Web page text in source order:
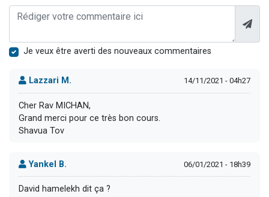
Je veux être averti des nouveaux commentaires
Lazzari M. 14/11/2021 - 04h27
Cher Rav MICHAN,
Grand merci pour ce très bon cours.
Shavua Tov
Yankel B. 06/01/2021 - 18h39
David hamelekh dit ça ?